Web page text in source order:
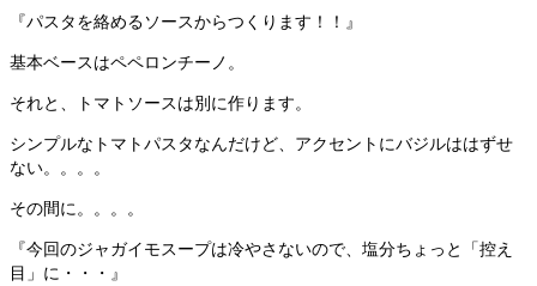
『パスタを絡めるソースからつくります！！』
基本ベースはペペロンチーノ。
それと、トマトソースは別に作ります。
シンプルなトマトパスタなんだけど、アクセントにバジルははずせ
ない。。。。
その間に。。。。
『今回のジャガイモスープは冷やさないので、塩分ちょっと「控え
目」に・・・』